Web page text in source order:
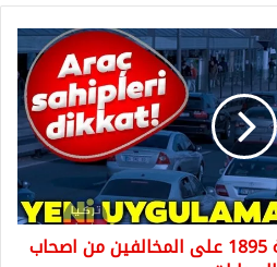
قرار جديد ومخالفة بقيمة 1895 على المخالفين من اصحاب